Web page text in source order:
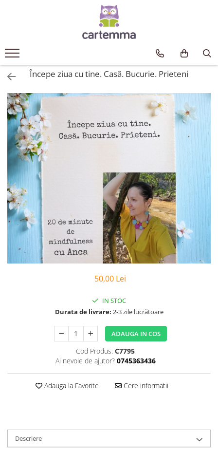
Tematică
Craciun
Activități
Artă
Atlase si enciclopedii
Carte de bucate
Călătorie
Educație
Educație financiară
Hobby si craft
Inteligenta emotionala
Limbi străine
Muzicale
Poezii
Povești
Știință si natură
toate vârstele
Editura Univers
Editura Arthur
Editura Bookzone
Începe ziua cu tine. Casă. Bucurie. Prieteni
50,00 Lei
IN STOC
Durata de livrare: 2-3 zile lucrătoare
ADAUGA IN COS
Cod Produs: C7795
Ai nevoie de ajutor? 0745363436
Adauga la Favorite Cere informatii
Descriere